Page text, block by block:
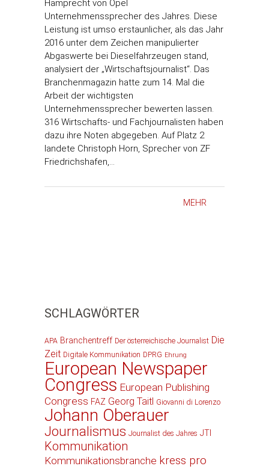
Hamprecht von Opel
Unternehmenssprecher des Jahres. Diese
Leistung ist umso erstaunlicher, als das Jahr
2016 unter dem Zeichen manipulierter
Abgaswerte bei Dieselfahrzeugen stand,
analysiert der „Wirtschaftsjournalist“. Das
Branchenmagazin hatte zum 14. Mal die
Arbeit der wichtigsten
Unternehmenssprecher bewerten lassen.
316 Wirtschafts- und Fachjournalisten haben
dazu ihre Noten abgegeben. Auf Platz 2
landete Christoph Horn, Sprecher von ZF
Friedrichshafen,…
MEHR
SCHLAGWÖRTER
APA Branchentreff Der österreichische Journalist Die
Zeit Digitale Kommunikation DPRG Ehrung
European Newspaper
Congress European Publishing
Congress FAZ Georg Taitl Giovanni di Lorenzo
Johann Oberauer
Journalismus Journalist des Jahres JTI
Kommunikation
Kommunikationsbranche kress pro